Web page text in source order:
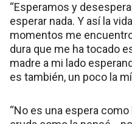
“Esperamos y
esperar nada. Y así la
momentos me
dura que me ha tocado
madre a mi lado
es también, un poco la
“No es una espera